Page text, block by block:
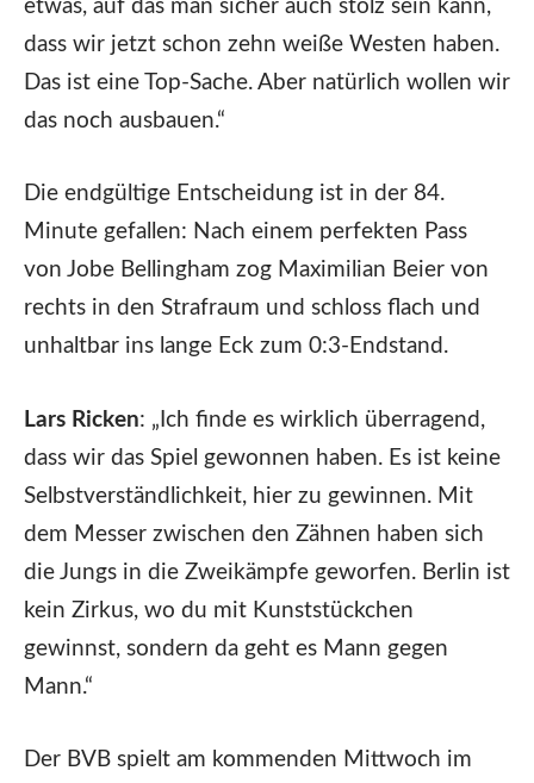
etwas, auf das man sicher auch stolz sein kann,
dass wir jetzt schon zehn weiße Westen haben.
Das ist eine Top-Sache. Aber natürlich wollen wir
das noch ausbauen.“
Die endgültige Entscheidung ist in der 84.
Minute gefallen: Nach einem perfekten Pass
von Jobe Bellingham zog Maximilian Beier von
rechts in den Strafraum und schloss flach und
unhaltbar ins lange Eck zum 0:3‑Endstand.
Lars Ricken: „Ich finde es wirklich überragend,
dass wir das Spiel gewonnen haben. Es ist keine
Selbstverständlichkeit, hier zu gewinnen. Mit
dem Messer zwischen den Zähnen haben sich
die Jungs in die Zweikämpfe geworfen. Berlin ist
kein Zirkus, wo du mit Kunststückchen
gewinnst, sondern da geht es Mann gegen
Mann.“
Der BVB spielt am kommenden Mittwoch im